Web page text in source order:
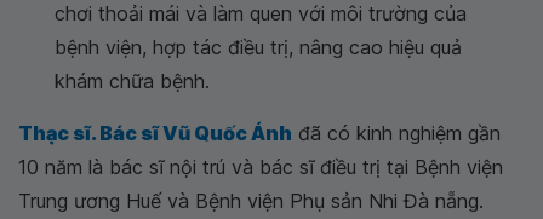
chơi thoải mái và làm quen với môi trường của
bệnh viện, hợp tác điều trị, nâng cao hiệu quả
khám chữa bệnh.
Thạc sĩ. Bác sĩ Vũ Quốc Ánh đã có kinh nghiệm gần
10 năm là bác sĩ nội trú và bác sĩ điều trị tại Bệnh viện
Trung ương Huế và Bệnh viện Phụ sản Nhi Đà nẵng.